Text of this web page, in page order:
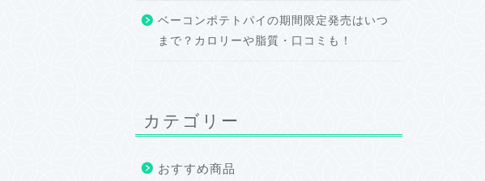
ベーコンポテトパイの期間限定発売はいつ
まで？カロリーや脂質・口コミも！
カテゴリー
おすすめ商品